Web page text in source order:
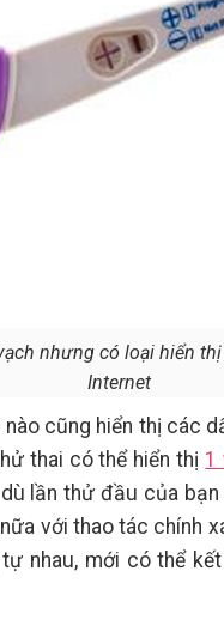
nhưng có loại hiển
Internet
cũng hiển thị các
thai có thể hiển thị 1
lần thử đầu của
với thao tác chính
nhau, mới có thể